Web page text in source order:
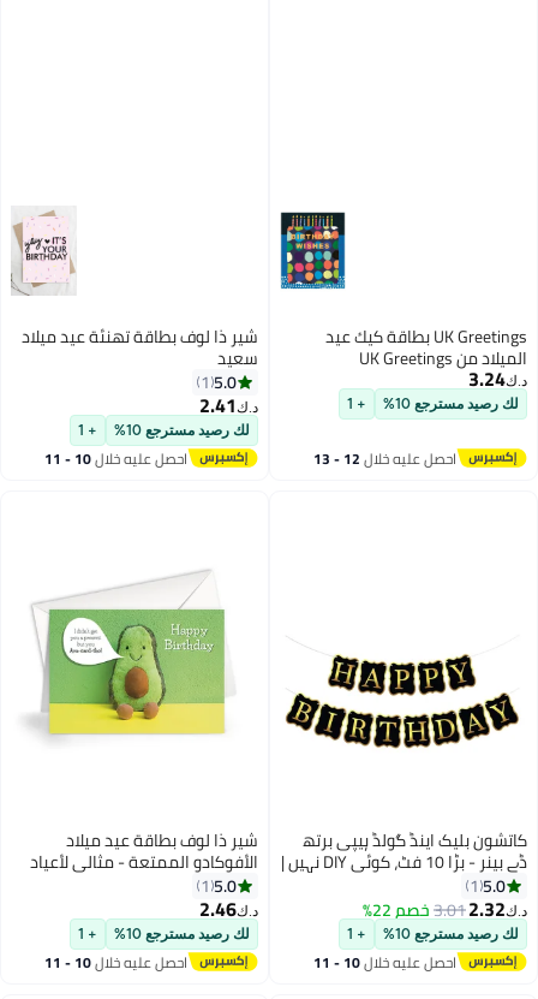
UK Greetings بطاقة كيك عيد
الميلاد من UK Greetings
د.ك‏3.24
لك رصيد مسترجع 10% + 1
احصل عليه خلال 12 - 13
شير ذا لوف بطاقة تهنئة عيد ميلاد
سعيد
5.0
1
د.ك‏2.41
لك رصيد مسترجع 10% + 1
احصل عليه خلال 10 - 11
كاتشون بلیک اینڈ گولڈ ہیپی برتھ
ڈے بینر - بڑا 10 فٹ، کوئی DIY نہیں |
گلیٹر فوائل بلیک برتھ ڈے بینر بنٹنگ |
سالگرہ مبارک سجاوٹ کے لئے
مردوں اور عورتوں کے لئے سالگرہ
مبارک ہو بینر
5.0
1
د.ك‏2.32
3.01خصم 22%
لك رصيد مسترجع 10% + 1
احصل عليه خلال 10 - 11
شير ذا لوف بطاقة عيد ميلاد
الأفوكادو الممتعة - مثالي لأعياد
الميلاد، تصميم لطيف وغريب الأطوار
5.0
1
د.ك‏2.46
لك رصيد مسترجع 10% + 1
احصل عليه خلال 10 - 11